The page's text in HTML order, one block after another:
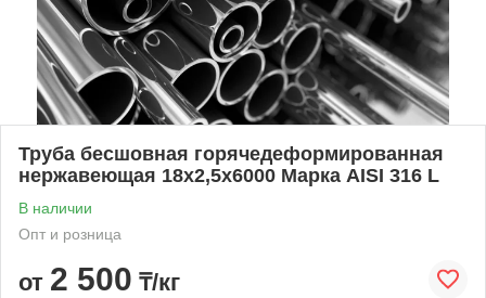
Труба бесшовная горячедеформированная
нержавеющая 18х2,5х6000 Марка AISI 316 L
В наличии
Опт и розница
от 2 500 ₸/кг